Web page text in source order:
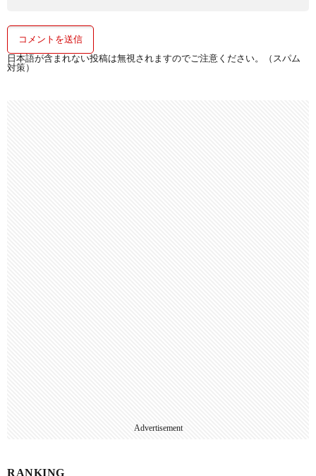
日本語が含まれない投稿は無視されますのでご注意ください。（スパム
対策）
Advertisement
RANKING